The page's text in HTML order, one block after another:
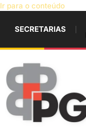
Ir para o conteúdo
SECRETARIAS